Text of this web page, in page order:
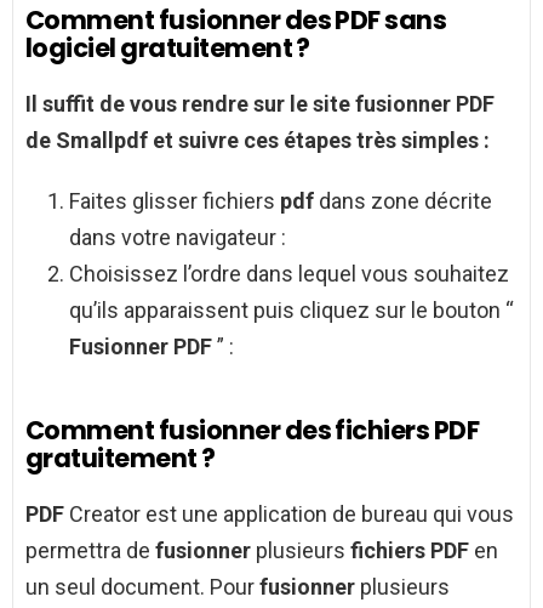
Comment fusionner des PDF sans
logiciel gratuitement ?
Il suffit de vous rendre sur le sitefusionner PDF
de Smallpdf et suivre ces étapes très simples :
Faites glisser fichiers pdf dans zone décrite
dans votre navigateur :
Choisissez l’ordre dans lequel vous souhaitez
qu’ils apparaissent puis cliquez sur le bouton “
Fusionner PDF” :
Comment fusionner des fichiers PDF
gratuitement ?
PDF Creator est une application de bureau qui vous
permettra de fusionner plusieurs fichiers PDF en
un seul document. Pourfusionner plusieurs